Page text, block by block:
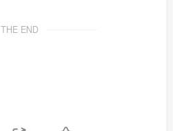
THE END